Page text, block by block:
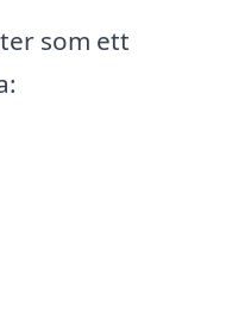
som ett